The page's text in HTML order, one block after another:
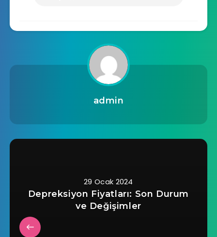
admin
29 Ocak 2024
Depreksiyon Fiyatları: Son Durum
ve Değişimler